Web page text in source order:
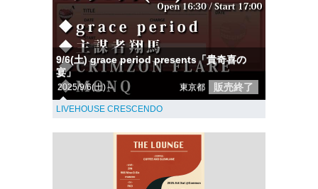
9/6(土) grace period presents「貴奇喜の
宴」
2025/9/6(土)～ 東京都 販売終了
LIVEHOUSE CRESCENDO